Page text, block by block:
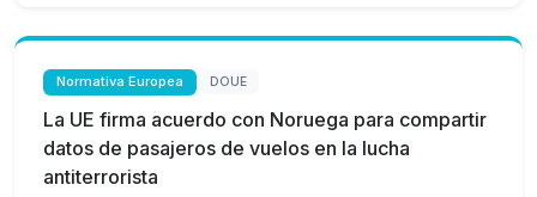
Normativa Europea DOUE
La UE firma acuerdo con Noruega para compartir
datos de pasajeros de vuelos en la lucha
antiterrorista